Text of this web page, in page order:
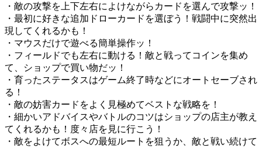
・敵の攻撃を上下左右によけながらカードを選んで攻撃ッ！
・最初に好きな追加ドローカードを選ぼう！戦闘中に突然出
現してくれるかも！
・マウスだけで遊べる簡単操作ッ！
・フィールドでも左右に動ける！敵と戦ってコインを集め
て、ショップで買い物だッ！
・育ったステータスはゲーム終了時などにオートセーブされ
る！
・敵の妨害カードをよく見極めてベストな戦略を！
・細かいアドバイスやバトルのコツはショップの店主が教え
てくれるかも！度々店を見に行こう！
・敵をよけてボスへの最短ルートを狙うか、敵と戦い続けて